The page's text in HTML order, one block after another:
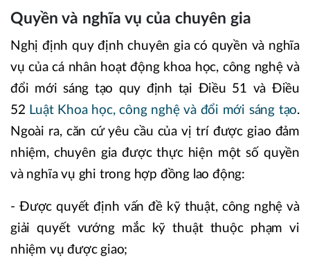
Quyền và nghĩa vụ của chuyên gia
Nghị định quy định chuyên gia có quyền và nghĩa
vụ của cá nhân hoạt động khoa học, công nghệ và
đổi mới sáng tạo quy định tại Điều 51 và Điều
52 Luật Khoa học, công nghệ và đổi mới sáng tạo.
Ngoài ra, căn cứ yêu cầu của vị trí được giao đảm
nhiệm, chuyên gia được thực hiện một số quyền
và nghĩa vụ ghi trong hợp đồng lao động:
- Được quyết định vấn đề kỹ thuật, công nghệ và
giải quyết vướng mắc kỹ thuật thuộc phạm vi
nhiệm vụ được giao;